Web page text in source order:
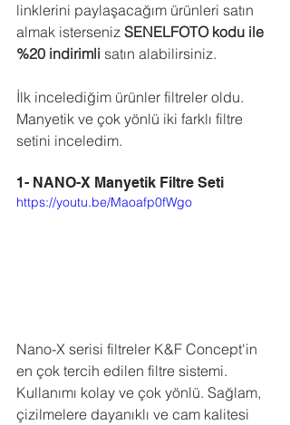
linklerini paylaşacağım ürünleri satın
almak isterseniz SENELFOTO kodu ile
%20 indirimli satın alabilirsiniz.
İlk incelediğim ürünler filtreler oldu.
Manyetik ve çok yönlü iki farklı filtre
setini inceledim.
1- NANO-X Manyetik Filtre Seti
https://youtu.be/Maoafp0fWgo
Nano-X serisi filtreler K&F Concept'in
en çok tercih edilen filtre sistemi.
Kullanımı kolay ve çok yönlü. Sağlam,
çizilmelere dayanıklı ve cam kalitesi